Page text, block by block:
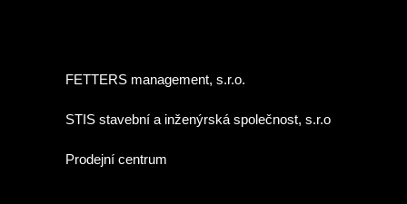
FETTERS management, s.r.o.
STIS stavební a inženýrská společnost, s.r.o
Prodejní centrum